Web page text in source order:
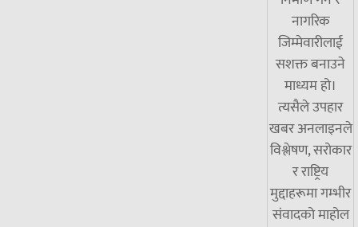
नागरिक
जिम्मेवारीलाई
सशक्त बनाउने
माध्यम हो।
त्यसैले उपहार
खबर अनलाइनले
विश्लेषण, सरोकार
र राष्ट्रिय
मुद्दाहरूमा गम्भीर
संवादको माहोल